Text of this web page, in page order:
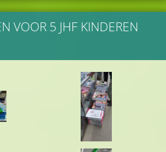
VOOR 5 JHF KINDEREN